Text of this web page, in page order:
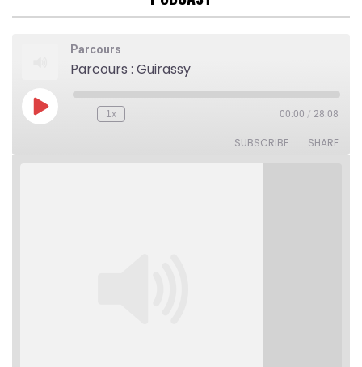
Parcours
Parcours : Guirassy
Play
Episode
Rewind
1x 00:00 / 28:08
SUBSCRIBE SHARE